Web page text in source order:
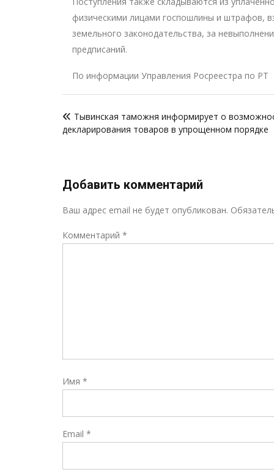
физическими лицами госпошлины и штрафов,
земельного законодательства, за
предписаний.
По информации Управления Росреестра по РТ
поТывинская таможня информирует о
декларирования товаров в упрощенном порядке
Добавить комментарий
Ваш адрес email не будет опубликован.
Комментарий *
Имя *
Email *